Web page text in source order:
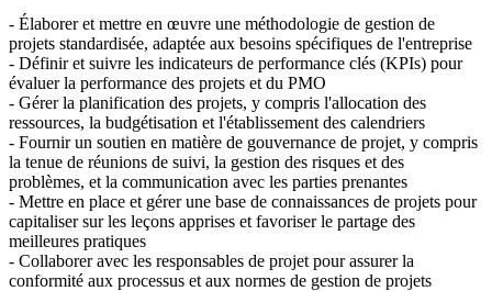
- Élaborer et mettre en œuvre une méthodologie de gestion de
projets standardisée, adaptée aux besoins spécifiques de l'entreprise
- Définir et suivre les indicateurs de performance clés (KPIs) pour
évaluer la performance des projets et du PMO
- Gérer la planification des projets, y compris l'allocation des
ressources, la budgétisation et l'établissement des calendriers
- Fournir un soutien en matière de gouvernance de projet, y compris
la tenue de réunions de suivi, la gestion des risques et des
problèmes, et la communication avec les parties prenantes
- Mettre en place et gérer une base de connaissances de projets pour
capitaliser sur les leçons apprises et favoriser le partage des
meilleures pratiques
- Collaborer avec les responsables de projet pour assurer la
conformité aux processus et aux normes de gestion de projets